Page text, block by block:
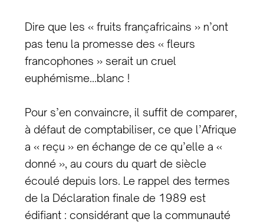
Dire que les « fruits françafricains » n’ont
pas tenu la promesse des « fleurs
francophones » serait un cruel
euphémisme…blanc !
Pour s’en convaincre, il suffit de comparer,
à défaut de comptabiliser, ce que l’Afrique
a « reçu » en échangede ce qu’elle a «
donné », au cours du quart de siècle
écoulé depuis lors. Le rappel des termes
de la Déclaration finale de 1989 est
édifiant : considérant que la communauté